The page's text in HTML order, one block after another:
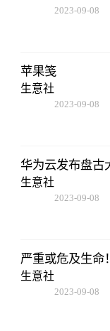
2023-09-08
苹果笺
生意社
2023-09-08
华为云发布盘古
生意社
2023-09-08
严重或危及生命
生意社
2023-09-08